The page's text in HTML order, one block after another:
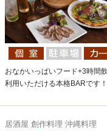
おなかいっぱいフード+3時
利用いただける本格BARです！
居酒屋 創作料理 沖縄料理